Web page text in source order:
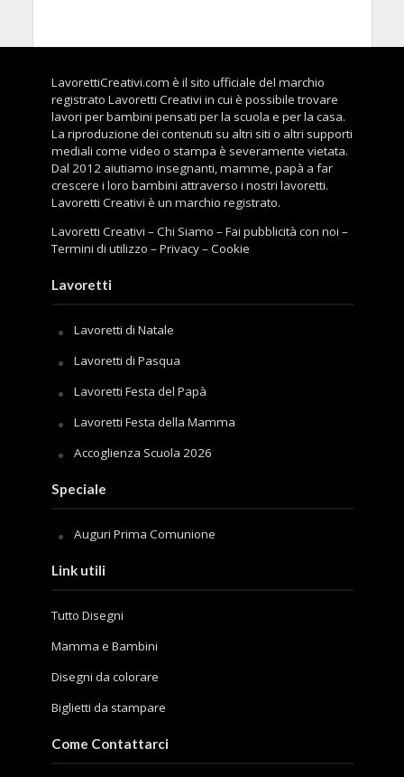
LavorettiCreativi.com è il sito ufficiale del marchio
registrato Lavoretti Creativi in cui è possibile trovare
lavori per bambini pensati per la scuola e per la casa.
La riproduzione dei contenuti su altri siti o altri supporti
mediali come video o stampa è severamente vietata.
Dal 2012 aiutiamo insegnanti, mamme, papà a far
crescere i loro bambini attraverso i nostri lavoretti.
Lavoretti Creativi è un marchio registrato.
Lavoretti Creativi –Chi Siamo –Fai pubblicità con noi –
Termini di utilizzo –Privacy–Cookie
Lavoretti
Lavoretti di Natale
Lavoretti di Pasqua
Lavoretti Festa del Papà
Lavoretti Festa della Mamma
Accoglienza Scuola 2026
Speciale
Auguri Prima Comunione
Link utili
Tutto Disegni
Mamma e Bambini
Disegni da colorare
Biglietti da stampare
Come Contattarci